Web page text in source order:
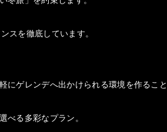
スを徹底しています。
にゲレンデへ出かけられる環境を作るこ
べる多彩なプラン。